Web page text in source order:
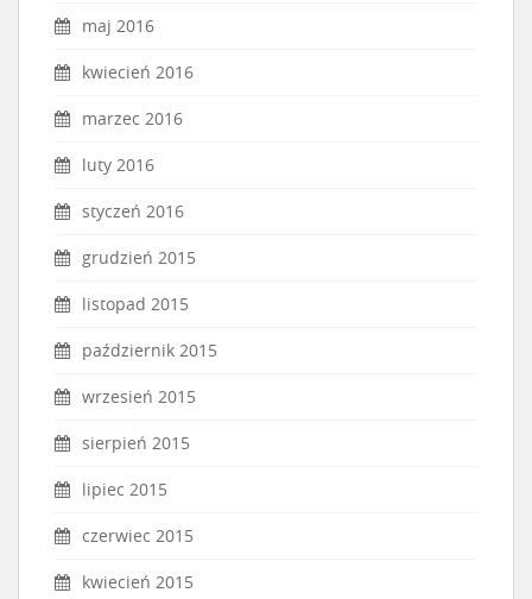
maj 2016
kwiecień 2016
marzec 2016
luty 2016
styczeń 2016
grudzień 2015
listopad 2015
październik 2015
wrzesień 2015
sierpień 2015
lipiec 2015
czerwiec 2015
kwiecień 2015